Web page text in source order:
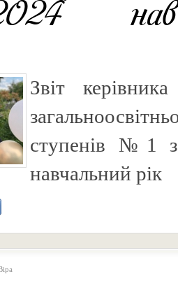
Звіт керівника
ступенів №1
навчальний рік